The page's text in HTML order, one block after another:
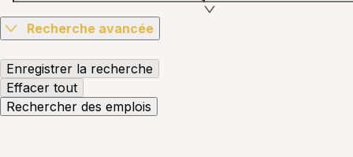
Recherche avancée
Enregistrer la recherche
Effacer tout
Rechercher des emplois